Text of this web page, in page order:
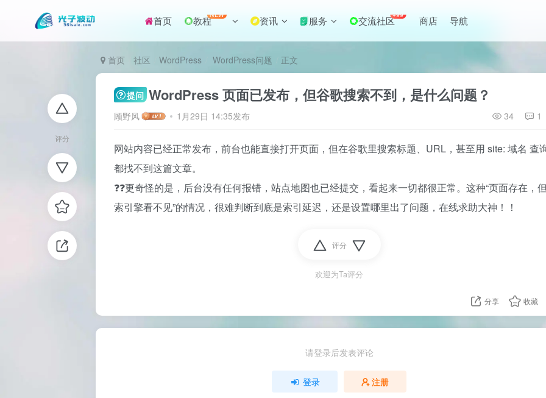
首页 教程NEW 资讯 服务 交流社区+99 商店 导航
评分
首页 社区 WordPress WordPress问题 正文
提问 WordPress 页面已发布，但谷歌搜索不到，是什么问题？
顾野风 1月29日 14:35发布 34 1
网站内容已经正常发布，前台也能直接打开页面，但在谷歌里搜索标题、URL，甚至用 site: 域名 查
都找不到这篇文章。
❓❓更奇怪的是，后台没有任何报错，站点地图也已经提交，看起来一切都很正常。这种“页面存在，
索引擎看不见”的情况，很难判断到底是索引延迟，还是设置哪里出了问题，在线求助大神！！
评分
欢迎为Ta评分
分享 收藏
请登录后发表评论
登录 注册